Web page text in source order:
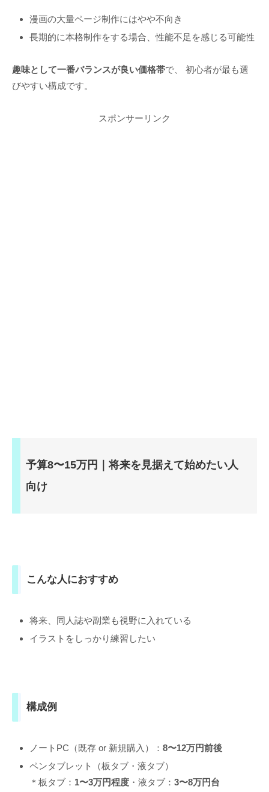
漫画の大量ページ制作にはやや不向き
長期的に本格制作をする場合、性能不足を感じる可能性
趣味として一番バランスが良い価格帯で、 初心者が最も選
びやすい構成です。
スポンサーリンク
予算8〜15万円｜将来を見据えて始めたい人
向け
こんな人におすすめ
将来、同人誌や副業も視野に入れている
イラストをしっかり練習したい
構成例
ノートPC（既存 or 新規購入）： 8〜12万円前後
ペンタブレット（板タブ・液タブ）
＊板タブ： 1〜3万円程度 ・液タブ： 3〜8万円台